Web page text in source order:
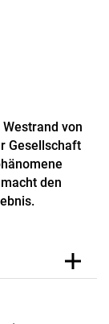
von
Gesellschaft
den